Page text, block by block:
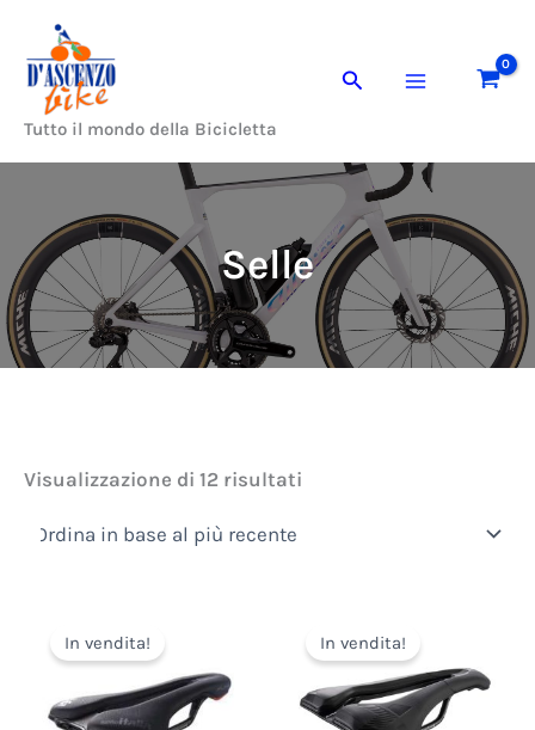
contenuto
Tutto il mondo della Bicicletta
Cerca
Selle
Visualizzazione di 12 risultati
In vendita!
originale
314,00€.
è:
240,00€.
In vendita!
originale
era:
94,90€.
è:
80,00€.